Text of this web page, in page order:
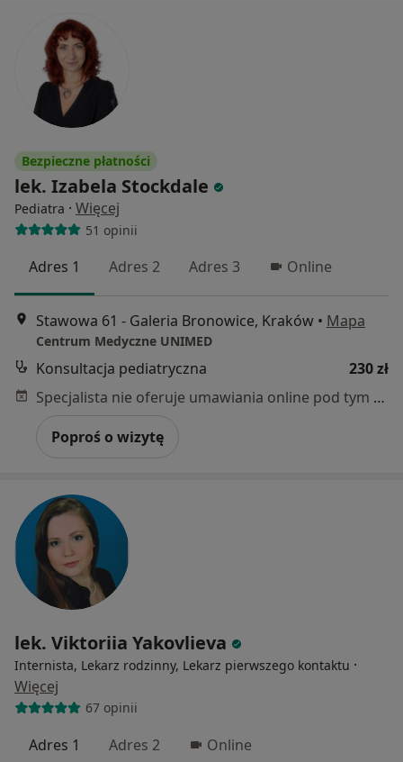
Bezpieczne płatności
lek. Izabela Stockdale
Pediatra · Więcej
51 opinii
Adres 1 Adres 2 Adres 3 Online
Stawowa 61 - Galeria Bronowice, Kraków • Mapa
Centrum Medyczne UNIMED
Konsultacja pediatryczna
230 zł
Specjalista nie oferuje umawiania online pod tym adresem.
Poproś o wizytę
lek. Viktoriia Yakovlieva
Internista, Lekarz rodzinny, Lekarz pierwszego kontaktu ·
Więcej
67 opinii
Adres 1 Adres 2 Online